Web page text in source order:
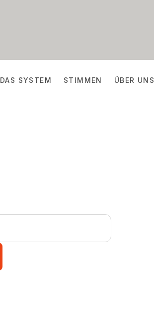
DAS SYSTEM STIMMEN ÜBER UNS